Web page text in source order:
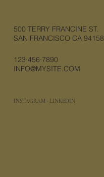
500 TERRY FRANCINE ST.
SAN FRANCISCO CA 94158
123·456·7890
INFO@MYSITE.COM
INSTAGRAM · LINKEDIN